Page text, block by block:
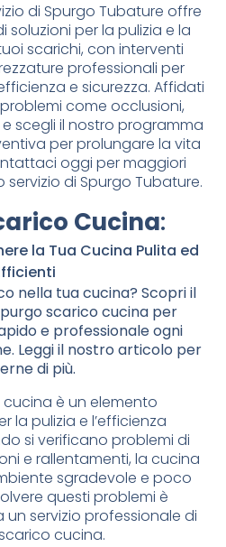
di Spurgo Tubature offre
per la pulizia e la
scarichi, con interventi
professionali per
e sicurezza. Affidati
come occlusioni,
scegli il nostro programma
per prolungare la vita
oggi per maggiori
di Spurgo Tubature.
Cucina:
la Tua Cucina Pulita ed
nella tua cucina? Scopri il
scarico cucina per
e professionale ogni
Leggi il nostro articolo per
di più.
è un elemento
la pulizia e l’efficienza
si verificano problemi di
e rallentamenti, la cucina
sgradevole e poco
questi problemi è
servizio professionale di
cucina.